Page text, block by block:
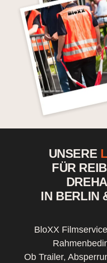
UNSERE
FÜR
IN BERLIN
BloXX
Ob Trailer,